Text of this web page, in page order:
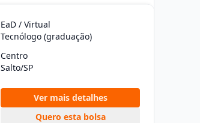
EaD / Virtual
Tecnólogo (graduação)
Centro
Salto/SP
Ver mais detalhes
Quero esta bolsa